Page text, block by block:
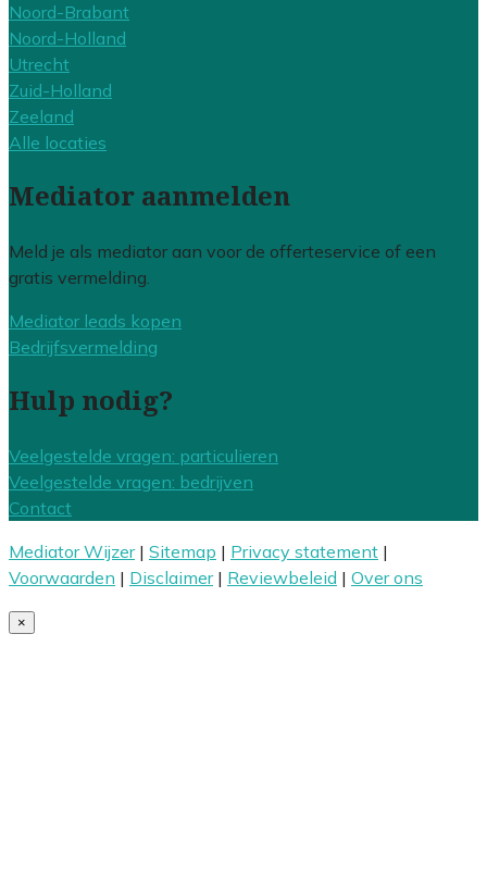
Noord-Brabant
Noord-Holland
Utrecht
Zuid-Holland
Zeeland
Alle locaties
Mediator aanmelden
Meld je als mediator aan voor de offerteservice of een
gratis vermelding.
Mediator leads kopen
Bedrijfsvermelding
Hulp nodig?
Veelgestelde vragen: particulieren
Veelgestelde vragen: bedrijven
Contact
Mediator Wijzer| Sitemap | Privacy statement |
Voorwaarden | Disclaimer| Reviewbeleid | Over ons
×